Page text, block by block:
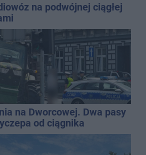
na podwójnej ciągłej
na Dworcowej. Dwa pasy
od ciągnika